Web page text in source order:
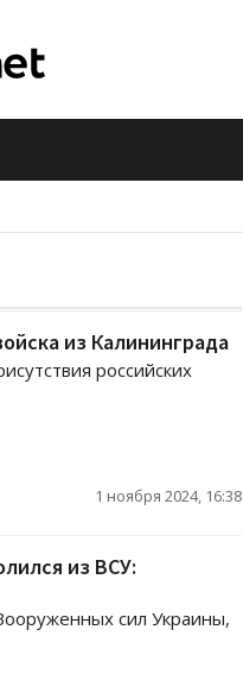
из Калининграда
российских
1 ноября 2024, 16:38
из ВСУ:
сил Украины,